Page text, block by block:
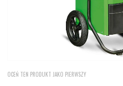
na
OCEŃ TEN PRODUKT JAKO PIERWSZY